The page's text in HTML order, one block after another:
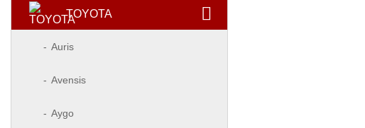
TOYOTA
Auris
Avensis
Aygo